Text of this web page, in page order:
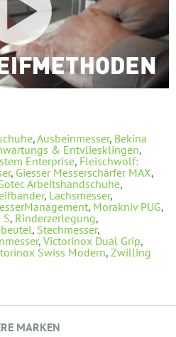
,Ausbeinmesser, Bekina
& Entvliesklingen,
Enterprise, Fleischwolf:
, Giesser Messerschärfer MAX,
Arbeitshandschuhe,
, Lachsmesser,
, Morakniv PUG,
S, Rinderzerlegung,
, Stechmesser,
, Victorinox Dual Grip,
Swiss Modern, Zwilling
MARKEN